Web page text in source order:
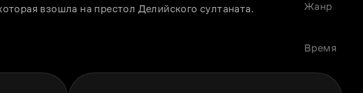
взошла на престол Делийского султаната.
Жанр
Время